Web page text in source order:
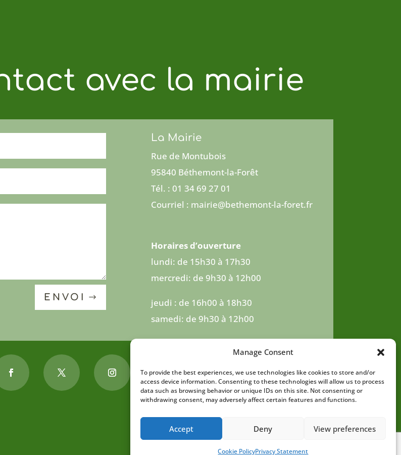
Manage Consent
To provide the best experiences, we use technologies like cookies to store and/or
access device information. Consenting to these technologies will allow us to process
data such as browsing behavior or unique IDs on this site. Not consenting or
withdrawing consent, may adversely affect certain features and functions.
Accept Deny View preferences
Cookie PolicyPrivacy Statement
avec la mairie
ENVOI
La Mairie
Rue de Montubois
95840 Béthemont-la-Forêt
Tél. : 01 34 69 27 01
Courriel : mairie@bethemont-la-foret.fr
Horaires d’ouverture
lundi: de 15h30 à 17h30
mercredi: de 9h30 à 12h00
jeudi : de 16h00 à 18h30
samedi: de 9h30 à 12h00